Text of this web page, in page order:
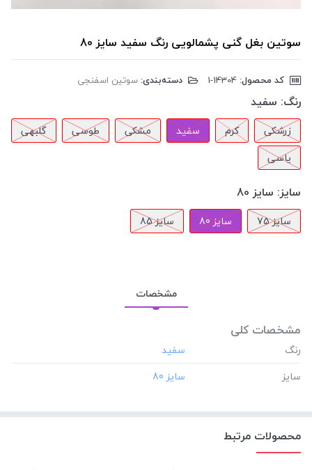
سوتین بغل گنی پشمالویی رنگ سفید سایز 80
کد محصول: دسته‌بندی: سوتین اسفنجی
رنگ: سفید
زرشکی کرم سفید مشکی طوسی
گلبهی
یاسی
سایز: سایز 80
سایز 75 سایز 80 سایز 85
مشخصات
مشخصات کلی
رنگ
سایز
محصولات مرتبط